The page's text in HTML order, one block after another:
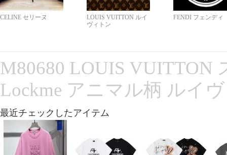
CELINE セリーヌ
LOUIS VUITTON ルイ
ヴィトン
FENDI フェンディ
M80680 LOUIS VUITTON
Lockme アニマル柄 ルイ
最近チェックしたアイテム